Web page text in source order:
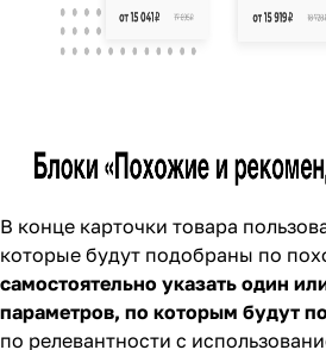
В конце карточки товара
которые будут подобраны по
самостоятельно указать один
параметров, по которым будут
по релевантности с